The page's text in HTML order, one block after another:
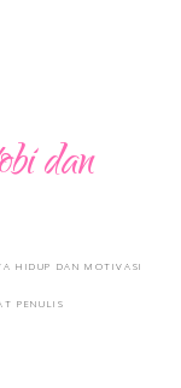
dan
HIDUP DAN MOTIVASI
PENULIS